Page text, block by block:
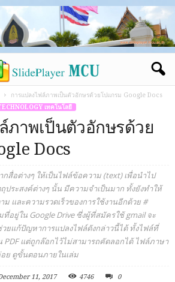
การแปลงไฟล์ภาพเป็นตัวอักษรด้วยโปแกรม Google Docs
เทคโนโลยี
ภาพเป็นตัวอักษรด้วย
Docs
สื่อต่างๆ ให้เป็นไฟล์ข้อความ (text) เพื่อนำไป
ประสงค์ต่างๆ นั้น มีความจำเป็นมาก ทั้งยังทำให้
และความรวดเร็วของการใช้งานอีกด้วย #
ที่อยู่ใน Google Drive ซึ่งผู้ที่สมัครใช้ gmail จะ
ยแก้ปัญหาการแปลงไฟล์ดังกล่าวนี้ได้ ทั้งไฟล์ที่
PDF แต่ถูกล๊อกไว้ไม่สามารถคัดลอกได้ ไฟล์ภาษา
ย ดูขั้นตอนภายในเล่ม
11, 2017 4746 0